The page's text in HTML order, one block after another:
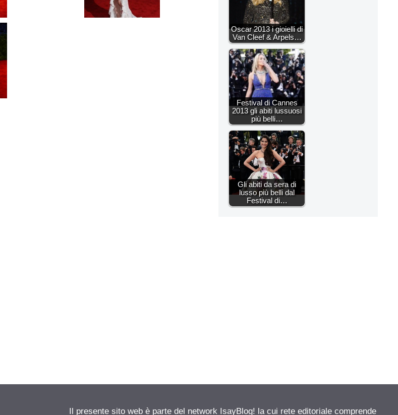
Oscar 2013 i gioielli di
Van Cleef & Arpels…
Festival di Cannes
2013 gli abiti lussuosi
più belli…
Gli abiti da sera di
lusso più belli dal
Festival di…
Il presente sito web è parte del network IsayBlog! la cui rete editoriale comprende